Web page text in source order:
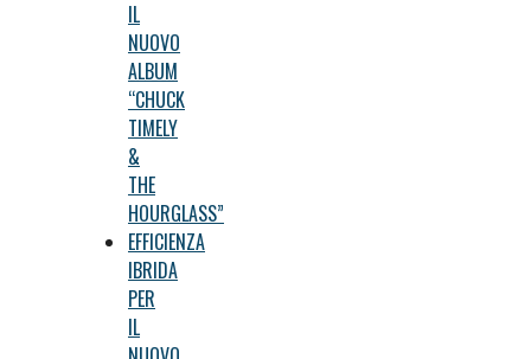
IL
NUOVO
ALBUM
“CHUCK
TIMELY
&
THE
HOURGLASS”
EFFICIENZA
IBRIDA
PER
IL